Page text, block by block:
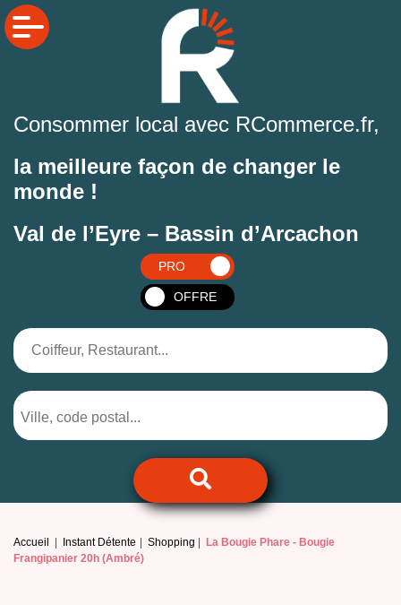
Consommer local avec RCommerce.fr,
la meilleure façon de changer le
monde !
Val de l’Eyre – Bassin d’Arcachon
PRO
OFFRE
Accueil Instant Détente Shopping La Bougie Phare - Bougie
Frangipanier 20h (Ambré)